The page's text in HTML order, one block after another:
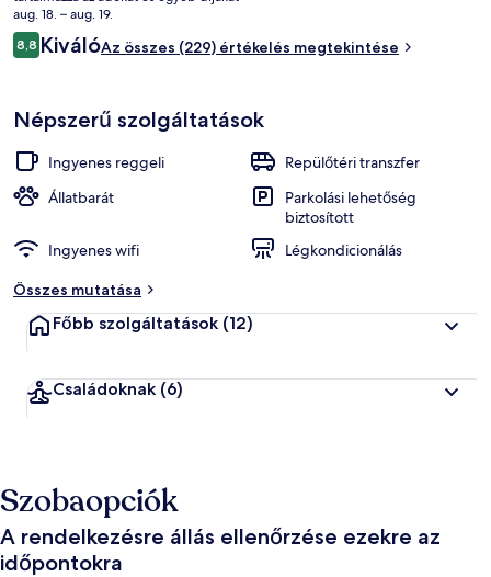
ár
24 889 Ft
aug. 18. – aug. 19.
Értékelések
8,88,8 ennyiből: 10
KiválóAz összes (229) értékelés megtekintése
Népszerű szolgáltatások
Ingyenes reggeli
Repülőtéri transzfer
Állatbarát
Parkolási lehetőség
biztosított
Ingyenes wifi
Légkondicionálás
Összes mutatása
Főbb szolgáltatások (12)
Családoknak (6)
Szobaopciók
A rendelkezésre állás ellenőrzése ezekre az
időpontokra